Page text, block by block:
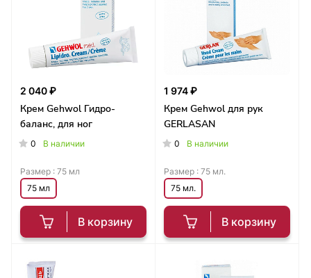
2 040 ₽
Крем Gehwol Гидро-
баланс, для ног
0 В наличии
В корзину
Размер : 75 мл
75 мл
1 974 ₽
Крем Gehwol для рук
GERLASAN
0 В наличии
В корзину
Размер : 75 мл.
75 мл.